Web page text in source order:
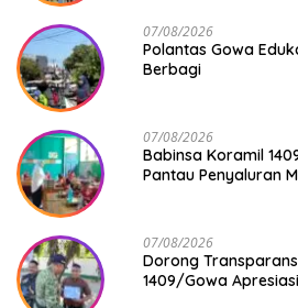
07/08/2026
Polantas Gowa
Berbagi
07/08/2026
Babinsa Koramil
Pantau Penyaluran
07/08/2026
Dorong
1409/Gowa